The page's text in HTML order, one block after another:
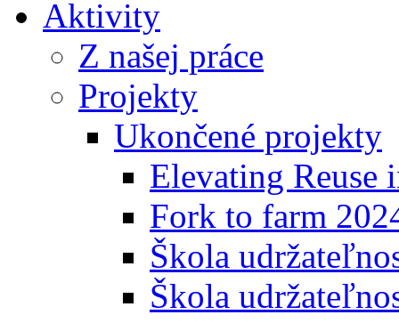
Aktivity
Z našej práce
Projekty
Ukončené projekty
Elevating Reuse
Fork to farm
Škola
Škola